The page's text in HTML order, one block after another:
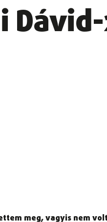
meg, vagyis nem